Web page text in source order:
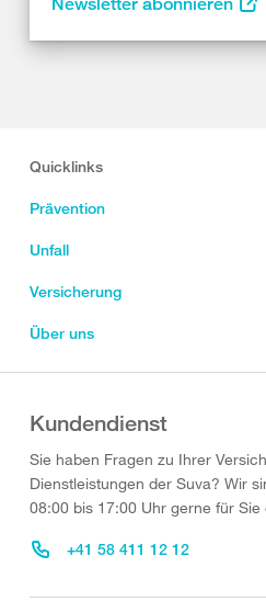
Quicklinks
Prävention
Unfall
Versicherung
Über uns
Kundendienst
Sie haben Fragen zu Ihrer
Dienstleistungen der Suva? Wir
08:00 bis 17:00 Uhr gerne für Sie
+41 58 411 12 12